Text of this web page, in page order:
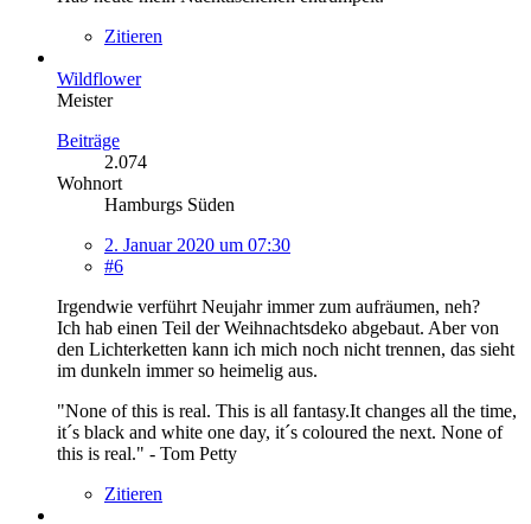
Zitieren
Wildflower
Meister
Beiträge
2.074
Wohnort
Hamburgs Süden
2. Januar 2020 um 07:30
#6
Irgendwie verführt Neujahr immer zum aufräumen, neh?
Ich hab einen Teil der Weihnachtsdeko abgebaut. Aber von
den Lichterketten kann ich mich noch nicht trennen, das sieht
im dunkeln immer so heimelig aus.
"None of this is real. This is all fantasy.It changes all the time,
it´s black and white one day, it´s coloured the next. None of
this is real." - Tom Petty
Zitieren